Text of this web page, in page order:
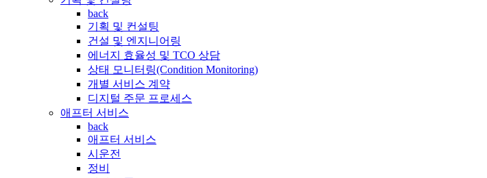
back
기획 및 컨설팅
건설 및 엔지니어링
에너지 효율성 및 TCO 상담
상태 모니터링(Condition Monitoring)
개별 서비스 계약
디지털 주문 프로세스
애프터 서비스
back
애프터 서비스
시운전
정비